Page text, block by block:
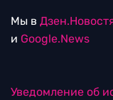
Мы в
и Google.News
Уведомление об